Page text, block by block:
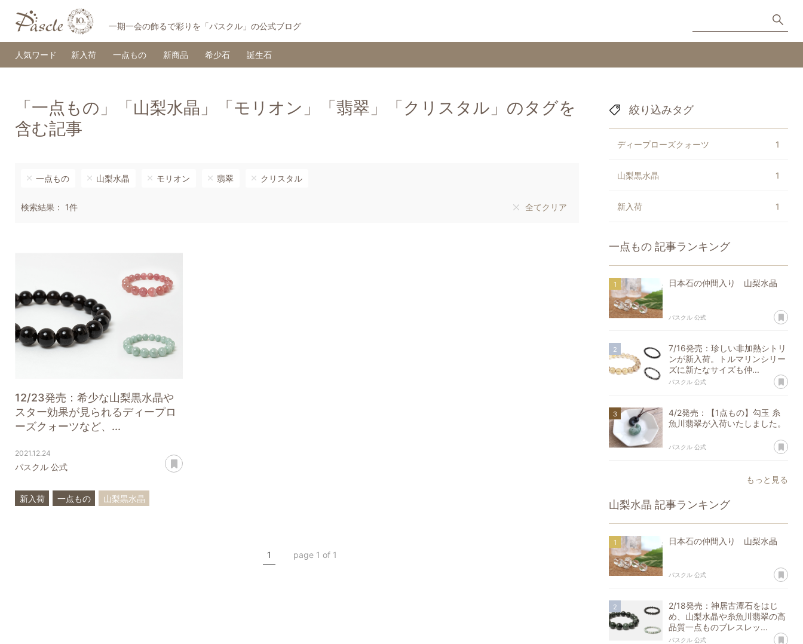
一期一会の飾るで彩りを「パスクル」の公式ブログ
人気ワード 新入荷 一点もの 新商品 希少石 誕生石
「一点もの」「山梨水晶」「モリオン」「翡翠」「クリスタル」のタグを
含む記事
一点もの 山梨水晶 モリオン 翡翠 クリスタル
検索結果： 1件 全てクリア
12/23発売：希少な山梨黒水晶や
スター効果が見られるディープロ
ーズクォーツなど、...
2021.12.24
パスクル 公式
新入荷 一点もの
山梨黒水晶
1
page 1 of 1
絞り込みタグ
ディープローズクォーツ 1
山梨黒水晶 1
新入荷 1
一点もの 記事ランキング
日本石の仲間入り 山梨水晶
パスクル 公式 あ
7/16発売：珍しい非加熱シトリ
ンが新入荷。トルマリンシリー
ズに新たなサイズも仲...
パスクル 公式 あ
4/2発売：【1点もの】勾玉 糸
魚川翡翠が入荷いたしました。
パスクル 公式 あ
もっと見る
山梨水晶 記事ランキング
日本石の仲間入り 山梨水晶
パスクル 公式 あ
2/18発売：神居古潭石をはじ
め、山梨水晶や糸魚川翡翠の高
品質一点ものブレスレッ...
パスクル 公式 あ